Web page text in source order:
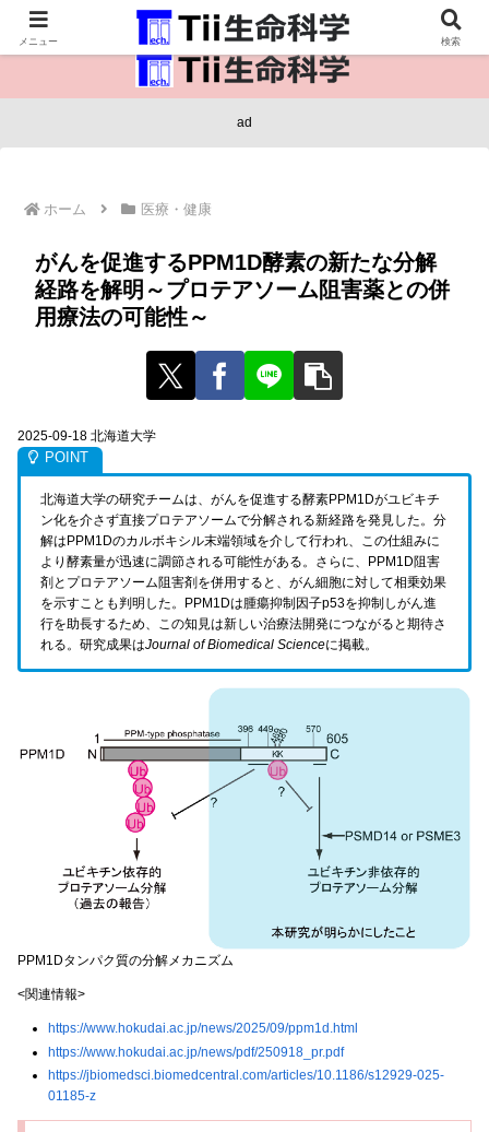
医療保健・生命・生物の情報インフラ。
ad
ホーム 医療・健康
がんを促進するPPM1D酵素の新たな分解
経路を解明～プロテアソーム阻害薬との併
用療法の可能性～
2025-09-18 北海道大学
北海道大学の研究チームは、がんを促進する酵素PPM1Dがユビキチ
ン化を介さず直接プロテアソームで分解される新経路を発見した。分
解はPPM1Dのカルボキシル末端領域を介して行われ、この仕組みに
より酵素量が迅速に調節される可能性がある。さらに、PPM1D阻害
剤とプロテアソーム阻害剤を併用すると、がん細胞に対して相乗効果
を示すことも判明した。PPM1Dは腫瘍抑制因子p53を抑制しがん進
行を助長するため、この知見は新しい治療法開発につながると期待さ
れる。研究成果はJournal of Biomedical Scienceに掲載。
PPM1Dタンパク質の分解メカニズム
<関連情報>
https://www.hokudai.ac.jp/news/2025/09/ppm1d.html
https://www.hokudai.ac.jp/news/pdf/250918_pr.pdf
https://jbiomedsci.biomedcentral.com/articles/10.1186/s12929-025-
01185-z
メニュー 検索